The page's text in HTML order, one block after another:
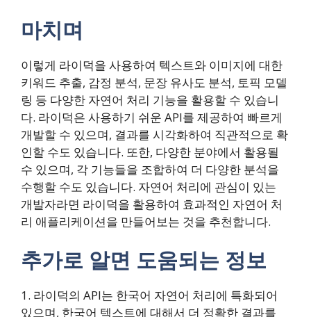
마치며
이렇게 라이덕을 사용하여 텍스트와 이미지에 대한
키워드 추출, 감정 분석, 문장 유사도 분석, 토픽 모델
링 등 다양한 자연어 처리 기능을 활용할 수 있습니
다. 라이덕은 사용하기 쉬운 API를 제공하여 빠르게
개발할 수 있으며, 결과를 시각화하여 직관적으로 확
인할 수도 있습니다. 또한, 다양한 분야에서 활용될
수 있으며, 각 기능들을 조합하여 더 다양한 분석을
수행할 수도 있습니다. 자연어 처리에 관심이 있는
개발자라면 라이덕을 활용하여 효과적인 자연어 처
리 애플리케이션을 만들어보는 것을 추천합니다.
추가로 알면 도움되는 정보
1. 라이덕의 API는 한국어 자연어 처리에 특화되어
있으며, 한국어 텍스트에 대해서 더 정확한 결과를